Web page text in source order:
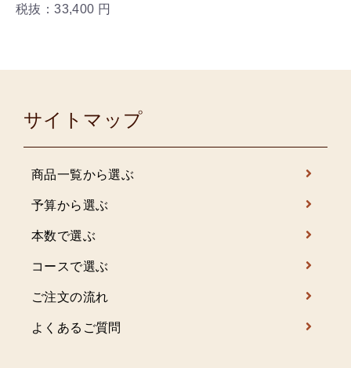
税抜：33,400 円
サイトマップ
商品一覧から選ぶ
予算から選ぶ
本数で選ぶ
コースで選ぶ
ご注文の流れ
よくあるご質問